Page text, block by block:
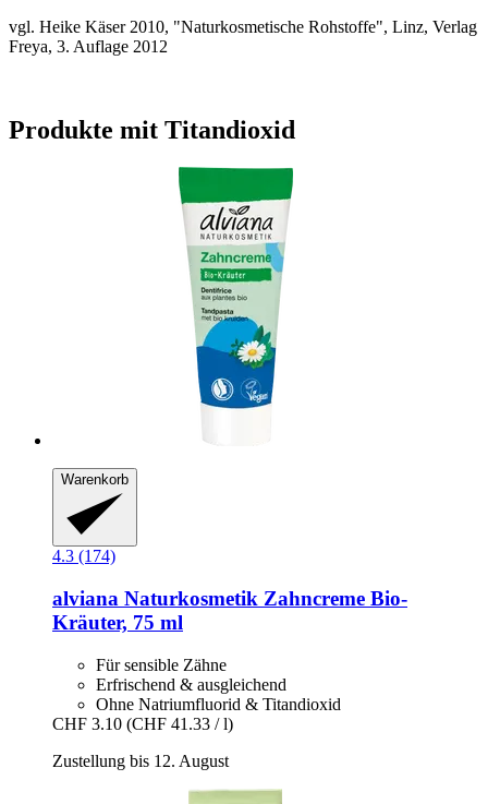
vgl. Heike Käser 2010, "Naturkosmetische Rohstoffe", Linz, Verlag
Freya, 3. Auflage 2012
Produkte mit Titandioxid
Warenkorb
4.3 (174)
alviana Naturkosmetik Zahncreme Bio-​
Kräuter, 75 ml
Für sensible Zähne
Erfrischend & ausgleichend
Ohne Natriumfluorid & Titandioxid
CHF 3.10 (CHF 41.33 / l)
Zustellung bis 12. August